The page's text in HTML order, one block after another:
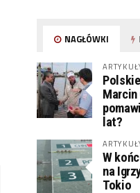
NAGŁÓWKI
Marcin
lat?
W
na
Tokio